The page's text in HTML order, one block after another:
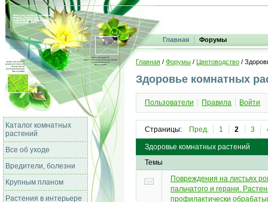
Главная Форумы
Каталог комнатных
растений
Все об уходе
Вредители, болезни
Крупным планом
Растения в интерьере
Главная / Форумы / Цветоводство /
Здоровье комнатных
Пользователи Правила Войти
Страницы: Пред. 1 2 3
Здоровье комнатных растений
Темы
Повреждения на листьях
пальчатого и герани.
профилактически